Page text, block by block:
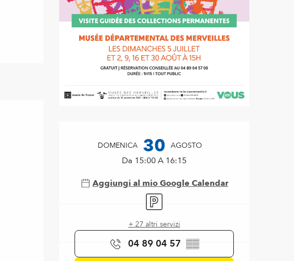
Orari e contatti
DOMENICA 30 AGOSTO
Da 15:00 A 16:15
Aggiungi al mio Google Calendar
Parcheggio
+ 27 altri servizi
04 89 04 57 ▒▒